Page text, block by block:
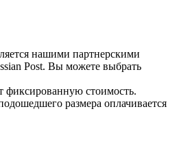
нашими партнерскими
Post. Вы можете выбрать
фиксированную стоимость.
размера оплачивается